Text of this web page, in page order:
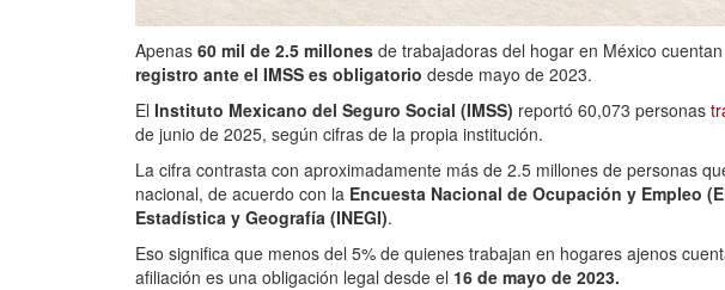
Apenas 60 mil de 2.5 millones de trabajadoras del hogar en México
registro ante el IMSS es obligatorio desde mayo de 2023.
El Instituto Mexicano del Seguro Social (IMSS) reportó 60,073 personas
de junio de 2025, según cifras de la propia institución.
La cifra contrasta con aproximadamente más de 2.5 millones de personas
nacional, de acuerdo con la Encuesta Nacional de Ocupación y Empleo
Estadística y Geografía (INEGI).
Eso significa que menos del 5% de quienes trabajan en hogares ajenos
afiliación es una obligación legal desde el 16 de mayo de 2023.